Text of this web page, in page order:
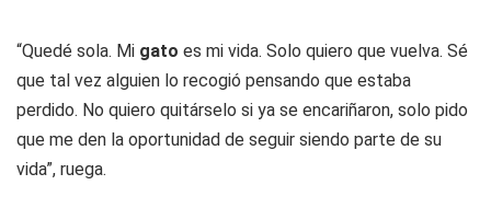
“Quedé sola. Mi gato es mi vida. Solo quiero que vuelva. Sé
que tal vez alguien lo recogió pensando que estaba
perdido. No quiero quitárselo si ya se encariñaron, solo pido
que me den la oportunidad de seguir siendo parte de su
vida”, ruega.